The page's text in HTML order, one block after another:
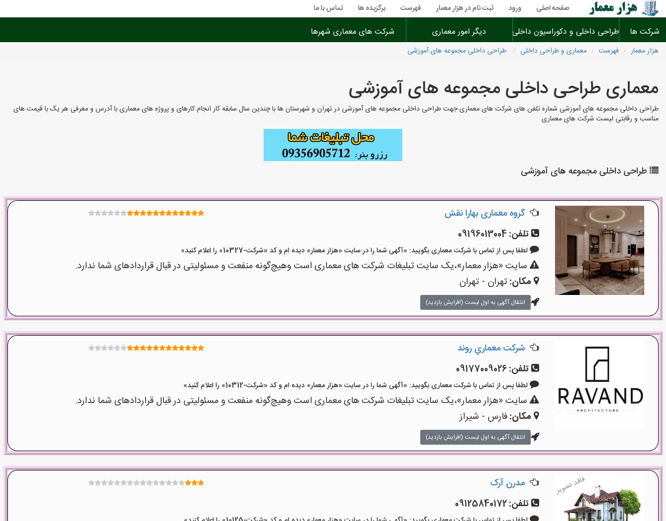
صفحه اصلی ورود ثبت نام در هزار معمار فهرست برگزیده ها تماس با ما
شرکت ها طراحی داخلی و دکوراسیون داخلی دیگر امور معماری شرکت های معماری شهرها
هزار معمار فهرست معماری و طراحی داخلی طراحی داخلی مجموعه های آموزشی
معماری طراحی داخلی مجموعه های آموزشی
طراحی داخلی مجموعه های آموزشی شماره تلفن های شرکت های معماری جهت طراحی داخلی مجموعه های آموزشی در تهران و شهرستان ها با چندین سال سابقه کار انجام کارهای و پروژه های معماری با آدرس و معرفی هر یک با قیمت های
مناسب و رقابتی لیست شرکت های معماری
طراحی داخلی مجموعه های آموزشی
گروه معماری بهارا نقش
تلفن: 09196013004
لطفا پس از تماس با شرکت معماری بگویید: «آگهی شما را در سایت «هزار معمار» دیده ام و کد «شرکت-10327» را اعلام کنید»
سایت «هزار معمار»،یک سایت تبلیغات شرکت های معماری است وهیچ‌گونه منفعت و مسئولیتی در قبال قراردادهای شما ندارد.
مکان:تهران - تهران
انتقال آگهی به اول لیست (افزایش بازدید)
شركت معماري روند
تلفن: 09177009026
لطفا پس از تماس با شرکت معماری بگویید: «آگهی شما را در سایت «هزار معمار» دیده ام و کد «شرکت-10312» را اعلام کنید»
سایت «هزار معمار»،یک سایت تبلیغات شرکت های معماری است وهیچ‌گونه منفعت و مسئولیتی در قبال قراردادهای شما ندارد.
مکان:فارس - شیراز
انتقال آگهی به اول لیست (افزایش بازدید)
مدرن آرک
تلفن:09125840172